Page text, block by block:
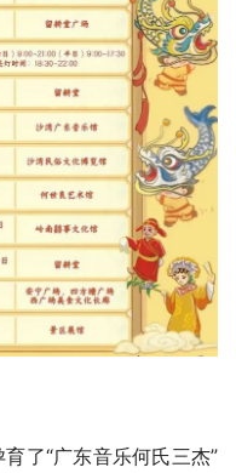
了“广东音乐何氏三杰”